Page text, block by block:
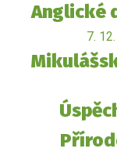
Anglické
7.